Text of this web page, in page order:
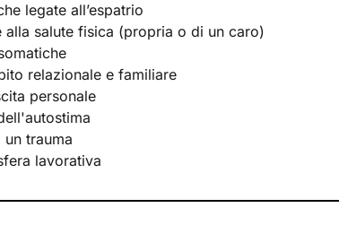
legate all’espatrio
alla salute fisica (propria o di un caro)
relazionale e familiare
personale
trauma
lavorativa